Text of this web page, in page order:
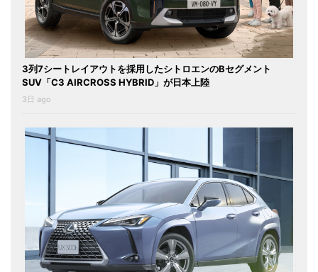
3列7シートレイアウトを採用したシトロエンのBセグメント
SUV「C3 AIRCROSS HYBRID」が日本上陸
3日 ago